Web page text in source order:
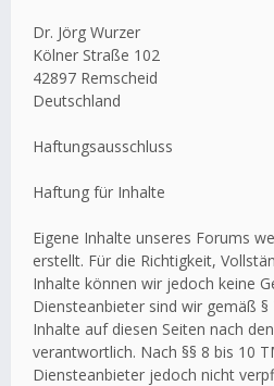
Dr. Jörg Wurzer
Kölner Straße 102
42897 Remscheid
Deutschland
Haftungsausschluss
Haftung für Inhalte
Eigene Inhalte unseres Forums
erstellt. Für die Richtigkeit,
Inhalte können wir jedoch keine
Diensteanbieter sind wir gemäß §
Inhalte auf diesen Seiten nach
verantwortlich. Nach §§ 8 bis 10
Diensteanbieter jedoch nicht